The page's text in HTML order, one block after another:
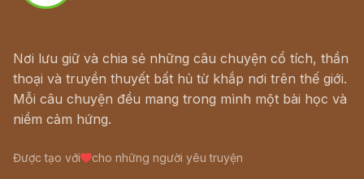
Nơi lưu giữ và chia sẻ những câu chuyện cổ tích, thần
thoại và truyền thuyết bất hủ từ khắp nơi trên thế giới.
Mỗi câu chuyện đều mang trong mình một bài học và
niềm cảm hứng.
Được tạo với cho những người yêu truyện